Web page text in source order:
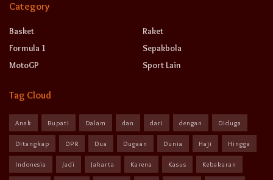
Category
Basket
Formula 1
MotoGP
Raket
Sepakbola
Sport Lain
Tag Cloud
Anak Bupati Dalam dan dari dengan Diduga
Ditangkap DPR Dua Dugaan Dunia Haji Hingga
Indonesia Jadi Jakarta Karena Kasus Kebakaran